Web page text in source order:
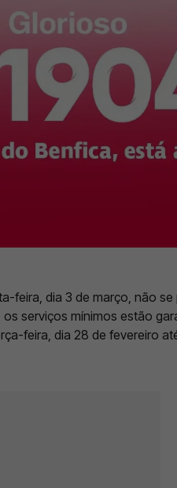
feira, dia 3 de março, não
serviços mínimos estão
feira, dia 28 de fevereiro